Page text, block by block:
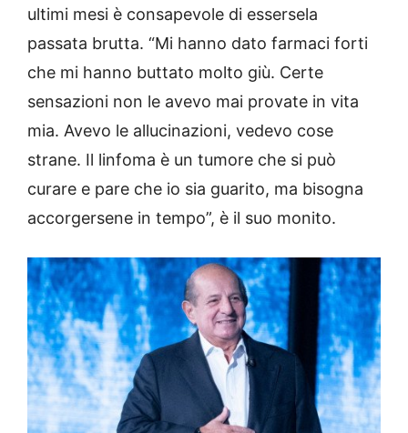
ultimi mesi è consapevole di essersela
passata brutta. “Mi hanno dato farmaci forti
che mi hanno buttato molto giù. Certe
sensazioni non le avevo mai provate in vita
mia. Avevo le allucinazioni, vedevo cose
strane. Il linfoma è un tumore che si può
curare e pare che io sia guarito, ma bisogna
accorgersene in tempo”, è il suo monito.